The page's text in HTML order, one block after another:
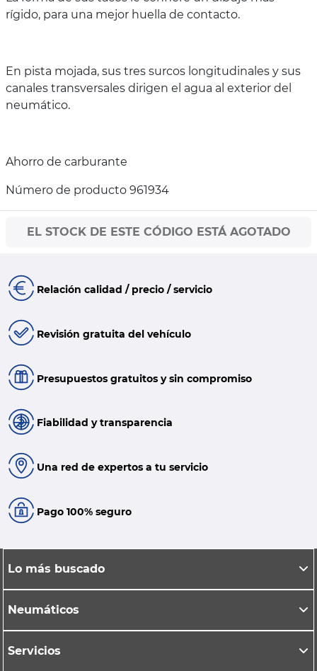
rígido, para una mejor huella de contacto.
En pista mojada, sus tres surcos longitudinales y sus
canales transversales dirigen el agua al exterior del
neumático.
Ahorro de carburante
Número de producto 961934
EL STOCK DE ESTE CÓDIGO ESTÁ AGOTADO
Relación calidad / precio / servicio
Revisión gratuita del vehículo
Presupuestos gratuitos y sin compromiso
Fiabilidad y transparencia
Una red de expertos a tu servicio
Pago 100% seguro
Lo más buscado
Neumáticos
Servicios